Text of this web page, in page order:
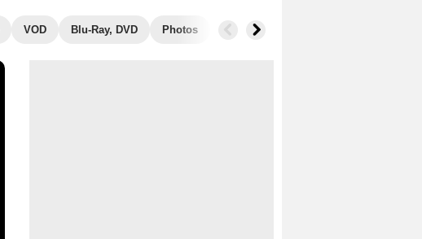
VOD Blu-Ray, DVD Photos Secrets de tournage